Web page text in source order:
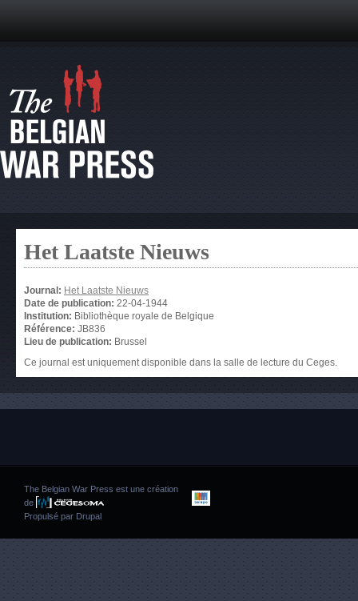
Het Laatste Nieuws
Journal: Het Laatste Nieuws
Date de publication: 22-04-1944
Institution: Bibliothèque royale de Belgique
Référence: JB836
Lieu de publication: Brussel
Ce journal est uniquement disponible dans la salle de lecture du Ceges.
The Belgian War Press est une création
de
Propulsé par Drupal